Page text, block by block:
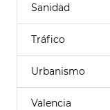
Sanidad
Tráfico
Urbanismo
Valencia